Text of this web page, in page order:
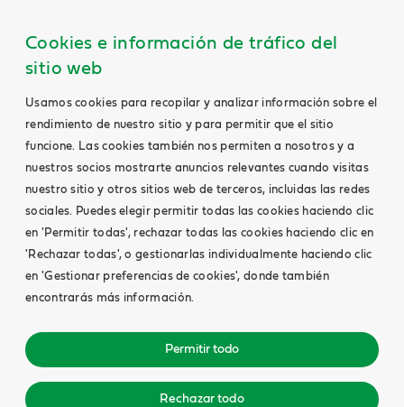
Cookies e información de tráfico del
sitio web
Usamos cookies para recopilar y analizar información sobre el
rendimiento de nuestro sitio y para permitir que el sitio
funcione. Las cookies también nos permiten a nosotros y a
nuestros socios mostrarte anuncios relevantes cuando visitas
nuestro sitio y otros sitios web de terceros, incluidas las redes
sociales. Puedes elegir permitir todas las cookies haciendo clic
en 'Permitir todas', rechazar todas las cookies haciendo clic en
'Rechazar todas', o gestionarlas individualmente haciendo clic
en 'Gestionar preferencias de cookies', donde también
encontrarás más información.
Permitir todo
Rechazar todo